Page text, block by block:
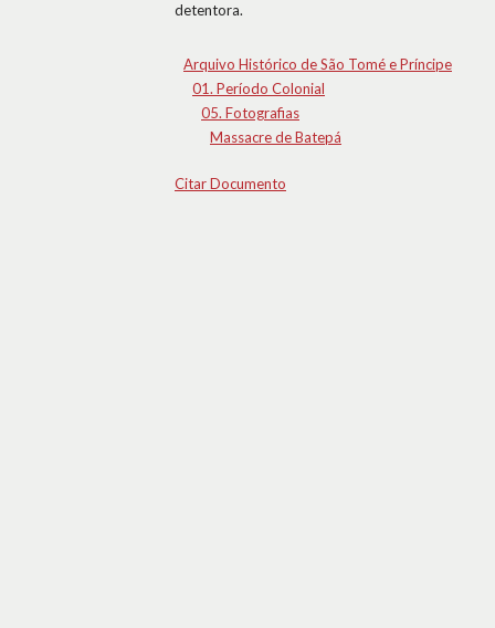
detentora.
Arquivo Histórico de São Tomé e Príncipe
01. Período Colonial
05. Fotografias
Massacre de Batepá
Citar Documento